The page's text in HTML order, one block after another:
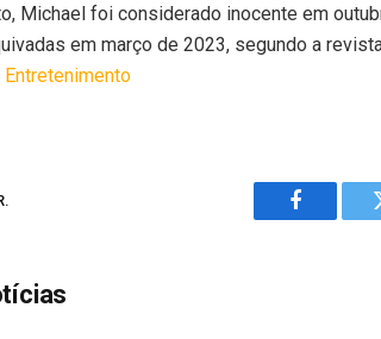
Michael foi considerado inocente em
em março de 2023, segundo a
Entretenimento
Facebook